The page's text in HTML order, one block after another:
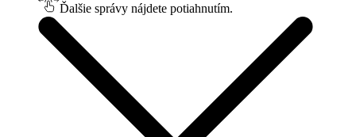
Ďalšie správy nájdete potiahnutím.